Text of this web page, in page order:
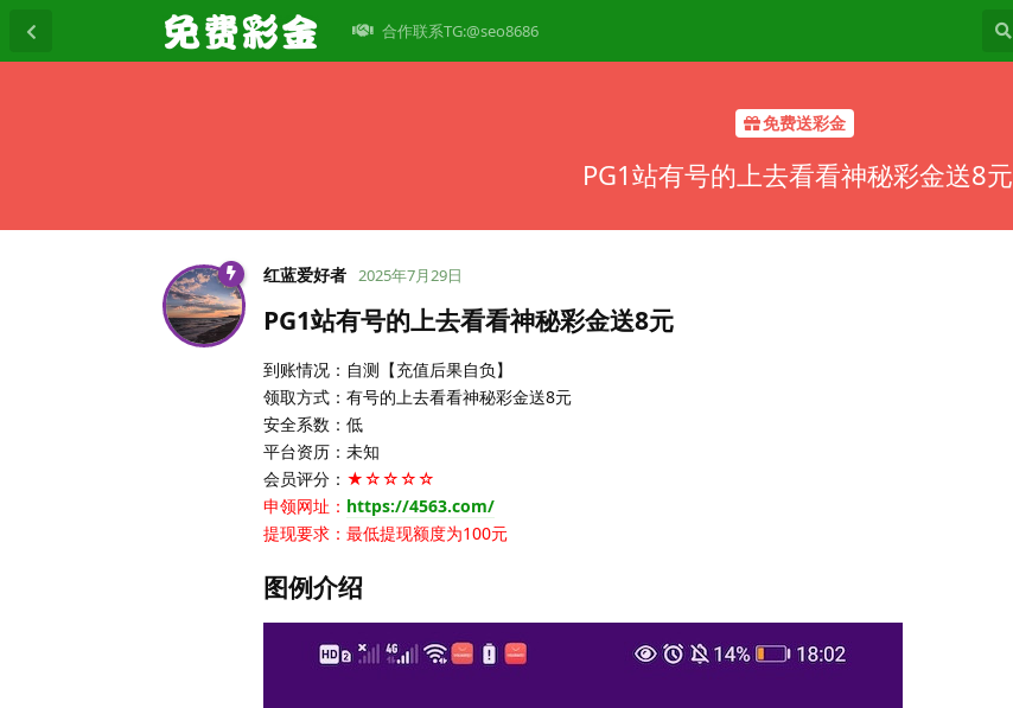
合作联系TG:@seo8686
免费送彩金
PG1站有号的上去看看神秘彩金送8元
红蓝爱好者 2025年7月29日
PG1站有号的上去看看神秘彩金送8元
到账情况：自测【充值后果自负】
领取方式：有号的上去看看神秘彩金送8元
安全系数：低
平台资历：未知
会员评分： ★☆☆☆☆
申领网址： https://4563.com/
提现要求：最低提现额度为100元
图例介绍